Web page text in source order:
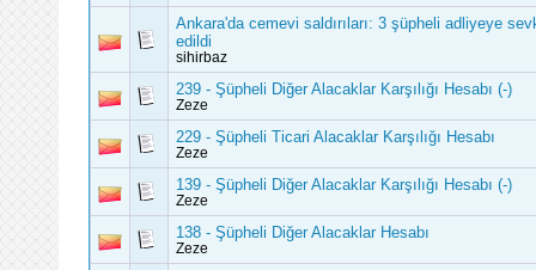
Ankara'da cemevi saldırıları: 3 şüpheli adliyeye
edildi
sihirbaz
239 - Şüpheli Diğer Alacaklar Karşılığı Hesabı (-)
Zeze
229 - Şüpheli Ticari Alacaklar Karşılığı Hesabı
Zeze
139 - Şüpheli Diğer Alacaklar Karşılığı Hesabı (-)
Zeze
138 - Şüpheli Diğer Alacaklar Hesabı
Zeze